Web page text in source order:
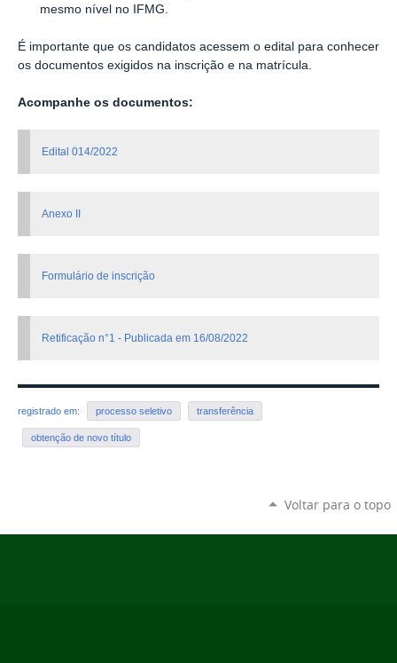
mesmo nível no IFMG.
É importante que os candidatos acessem o edital para conhecer
os documentos exigidos na inscrição e na matrícula.
Acompanhe os documentos:
Edital 014/2022
Anexo II
Formulário de inscrição
Retificação n°1 - Publicada em 16/08/2022
registrado em: processo seletivo transferência
obtenção de novo título
Voltar para o topo